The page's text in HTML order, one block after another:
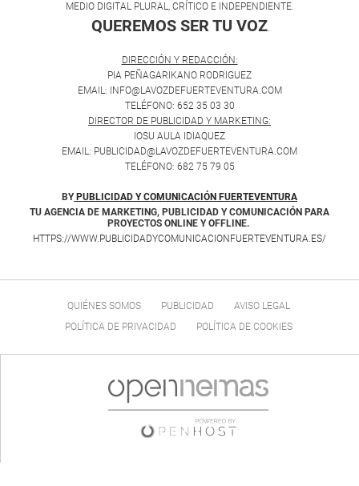
MEDIO DIGITAL PLURAL, CRÍTICO E INDEPENDIENTE.
QUEREMOS SER TU VOZ.
DIRECCIÓN Y REDACCIÓN:
PIA PEÑAGARIKANO RODRIGUEZ
EMAIL: INFO@LAVOZDEFUERTEVENTURA.COM
TELÉFONO: 652 35 03 30
DIRECTOR DE PUBLICIDAD Y MARKETING:
IOSU AULA IDIAQUEZ
EMAIL: PUBLICIDAD@LAVOZDEFUERTEVENTURA.COM
TELÉFONO: 682 75 79 05
BY PUBLICIDAD Y COMUNICACIÓN FUERTEVENTURA
TU AGENCIA DE MARKETING, PUBLICIDAD Y COMUNICACIÓN PARA
PROYECTOS ONLINE Y OFFLINE.
HTTPS://WWW.PUBLICIDADYCOMUNICACIONFUERTEVENTURA.ES/
QUIÉNES SOMOS PUBLICIDAD
AVISO LEGAL
POLÍTICA DE PRIVACIDAD
POLÍTICA DE COOKIES